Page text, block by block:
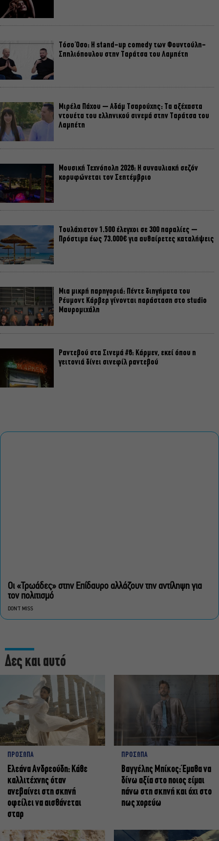
Τόσο Όσο: Η stand-up comedy των Φουντούλη-
Σπηλιόπουλου στην Ταράτσα του Λαμπέτη
Μιρέλα Πάχου – Αδάμ Τσαρούχης: Τα αξέχαστα
ντουέτα του ελληνικού σινεμά στην Ταράτσα του
Λαμπέτη
Μουσική Τεχνόπολη 2026: Η συναυλιακή σεζόν
κορυφώνεται τον Σεπτέμβριο
Τουλάχιστον 1.500 έλεγχοι σε 300 παραλίες –
Πρόστιμα έως 73.000€ για αυθαίρετες καταλήψεις
Μια μικρή παρηγοριά: Πέντε διηγήματα του
Ρέυμοντ Κάρβερ γίνονται παράσταση στο studio
Μαυρομιχάλη
Ραντεβού στα Σινεμά #6: Κάρμεν, εκεί όπου η
γειτονιά δίνει σινεφίλ ραντεβού
Οι «Τρωάδες» στην Επίδαυρο αλλάζουν την αντίληψη για
τον πολιτισμό
DON'T MISS
Δες και αυτό
ΠΡΟΣΩΠΑ
Ελεάνα Ανδρεούδη: Κάθε
καλλιτέχνης όταν
ανεβαίνει στη σκηνή
οφείλει να αισθάνεται
σταρ
ΠΡΟΣΩΠΑ
Βαγγέλης Μπίκος: Έμαθα να
δίνω αξία στο ποιος είμαι
πάνω στη σκηνή και όχι στο
πως χορεύω